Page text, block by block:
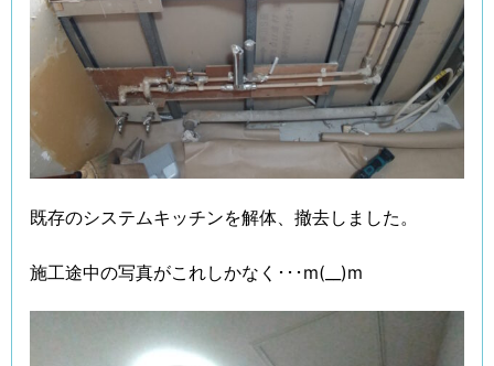
既存のシステムキッチンを解体、撤去しました。
施工途中の写真がこれしかなく･･･m(__)m